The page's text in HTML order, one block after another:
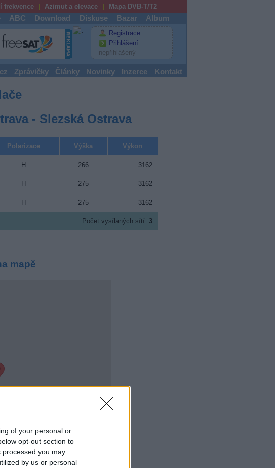
of your personal or
opt-out section to
you may
by us or personal
frekvence Azimut a elevace Mapa DVB-T/T2
ABC Download Diskuse Bazar Album
Registrace
Přihlášení
nepřihlášený
Zprávičky Články Novinky Inzerce Kontakt
- Slezská Ostrava
Polarizace Výška Výkon
H 266 3162
H 275 3162
H 275 3162
Počet vysílaných sítí: 3
mapě